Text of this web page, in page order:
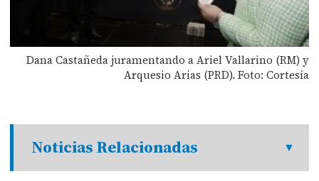
Dana Castañeda juramentando a Ariel Vallarino (RM) y
Arquesio Arias (PRD). Foto: Cortesía
Noticias Relacionadas